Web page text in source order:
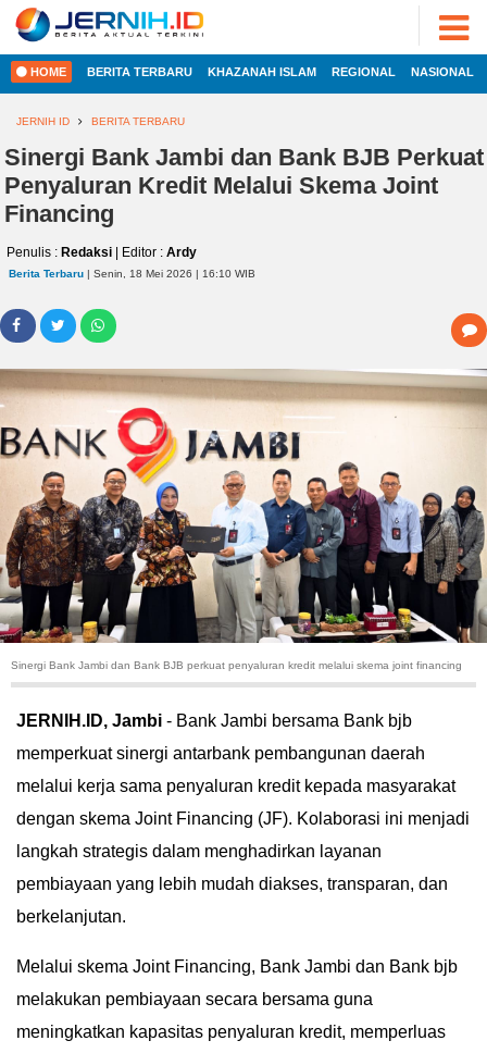
HOME
REGIONAL
INTERNASIONAL
EKOBIS
POLITIK
HUKUM
KRIMINAL
KHAZANAH
LEISUR
TEKNOLOGI
OTOMOTIF
OLAHRAGA
HIBURAN
IN
DEPTH
ADVERTORIAL
FOTO
VIDEO
PESONA
JAMBI
PESONA
INDONESIA
DUNIA
HEALTH
PROPERTY
LIFESTYLE
ENTREPRENEURSHIP
2022
JERNIH.ID
•
Developed
HOME BERITA TERBARU KHAZANAH ISLAM REGIONAL NASIONAL
JERNIH ID BERITA TERBARU
Sinergi Bank Jambi dan Bank BJB Perkuat
Penyaluran Kredit Melalui Skema Joint
Financing
Penulis : Redaksi | Editor : Ardy
Berita Terbaru | Senin, 18 Mei 2026 | 16:10 WIB
Sinergi Bank Jambi dan Bank BJB perkuat penyaluran kredit melalui skema joint financing
JERNIH.ID, Jambi - Bank Jambi bersama Bank bjb
memperkuat sinergi antarbank pembangunan daerah
melalui kerja sama penyaluran kredit kepada masyarakat
dengan skema Joint Financing (JF). Kolaborasi ini menjadi
langkah strategis dalam menghadirkan layanan
pembiayaan yang lebih mudah diakses, transparan, dan
berkelanjutan.
Melalui skema Joint Financing, Bank Jambi dan Bank bjb
melakukan pembiayaan secara bersama guna
meningkatkan kapasitas penyaluran kredit, memperluas